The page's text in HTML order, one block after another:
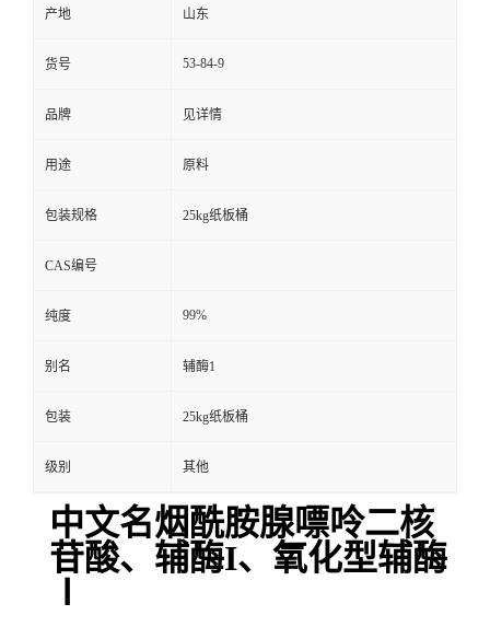
产地 山东
货号 53-84-9
品牌 见详情
用途 原料
包装规格 25kg纸板桶
CAS编号
纯度 99%
别名 辅酶1
包装 25kg纸板桶
级别 其他
中文名烟酰胺腺嘌呤二核
苷酸、辅酶I、氧化型辅酶